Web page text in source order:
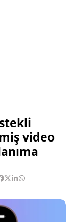
video